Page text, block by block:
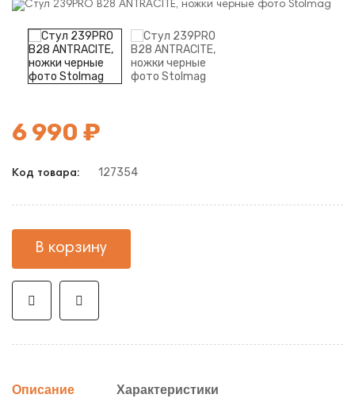
6 990 ₽
Код товара: 127354
В корзину
Описание Характеристики